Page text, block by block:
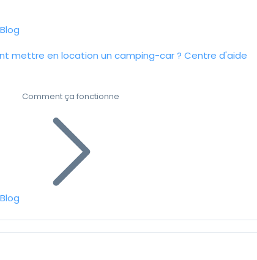
Blog
mettre en location un camping-car ? Centre d'aide
Blog
Comment ça fonctionne